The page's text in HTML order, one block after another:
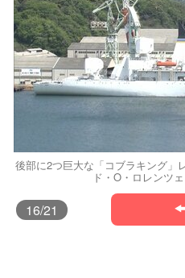
後部に2つ巨大な「コブラキング」
ド・O・ロレンツ
16/21